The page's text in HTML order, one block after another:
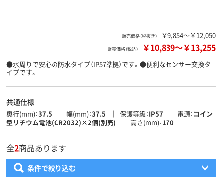
販売価格（税抜き） ￥9,854～￥12,050
販売価格（税込） ￥10,839～￥13,255
●水周りで安心の防水タイプ（IP57準拠）です。●便利なセンサー交換タ
イプです。
共通仕様
奥行(mm) 37.5 幅(mm) 37.5 保護等級 IP57 電源 コイン
型リチウム電池(CR2032)×2個(別売)
高さ(mm) 170
全2商品あります
条件で絞り込む